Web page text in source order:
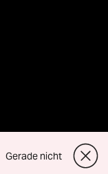
Gerade nicht